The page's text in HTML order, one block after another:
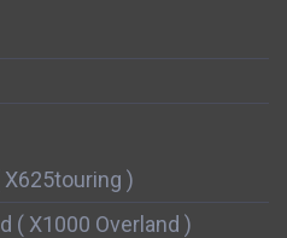
)
( X1000 Overland )